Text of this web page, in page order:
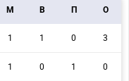
M В П О
1 1 0 3
1 0 1 0